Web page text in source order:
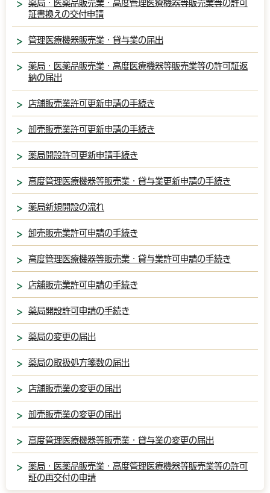
薬局・医薬品販売業・高度管理医療機器等販売業等の許可
証書換えの交付申請
管理医療機器販売業・貸与業の届出
薬局・医薬品販売業・高度医療機器等販売業等の許可証返
納の届出
店舗販売業許可更新申請の手続き
卸売販売業許可更新申請の手続き
薬局開設許可更新申請手続き
高度管理医療機器等販売業・貸与業更新申請の手続き
薬局新規開設の流れ
卸売販売業許可申請の手続き
高度管理医療機器等販売業・貸与業許可申請の手続き
店舗販売業許可申請の手続き
薬局開設許可申請の手続き
薬局の変更の届出
薬局の取扱処方箋数の届出
店舗販売業の変更の届出
卸売販売業の変更の届出
高度管理医療機器等販売業・貸与業の変更の届出
薬局・医薬品販売業・高度管理医療機器等販売業等の許可
証の再交付の申請